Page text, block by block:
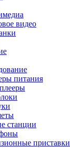
видео
питания
станции
приставки